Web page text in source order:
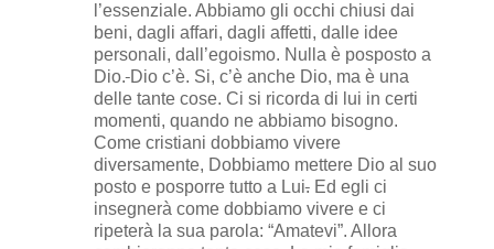
l’essenziale. Abbiamo gli occhi chiusi dai
beni, dagli affari, dagli affetti, dalle idee
personali, dall’egoismo. Nulla è posposto a
Dio. Dio c’è. Si, c’è anche Dio, ma è una
delle tante cose. Ci si ricorda di lui in certi
momenti, quando ne abbiamo bisogno.
Come cristiani dobbiamo vivere
diversamente, Dobbiamo mettere Dio al suo
posto e posporre tutto a Lui.Ed egli ci
insegnerà come dobbiamo vivere e ci
ripeterà la sua parola: “Amatevi”. Allora